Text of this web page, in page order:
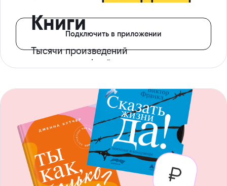
Книги
Тысячи произведений
с доступом офлайн
Подключить в приложении